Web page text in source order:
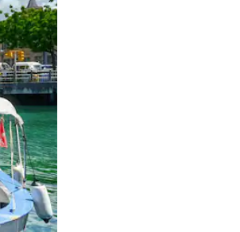
desliza el dedo.